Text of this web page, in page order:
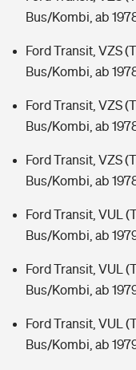
Bus/Kombi, ab
Ford Transit, VZS
Bus/Kombi, ab
Ford Transit, VZS
Bus/Kombi, ab
Ford Transit, VZS
Bus/Kombi, ab
Ford Transit, VUL
Bus/Kombi, ab
Ford Transit, VUL
Bus/Kombi, ab
Ford Transit, VUL
Bus/Kombi, ab